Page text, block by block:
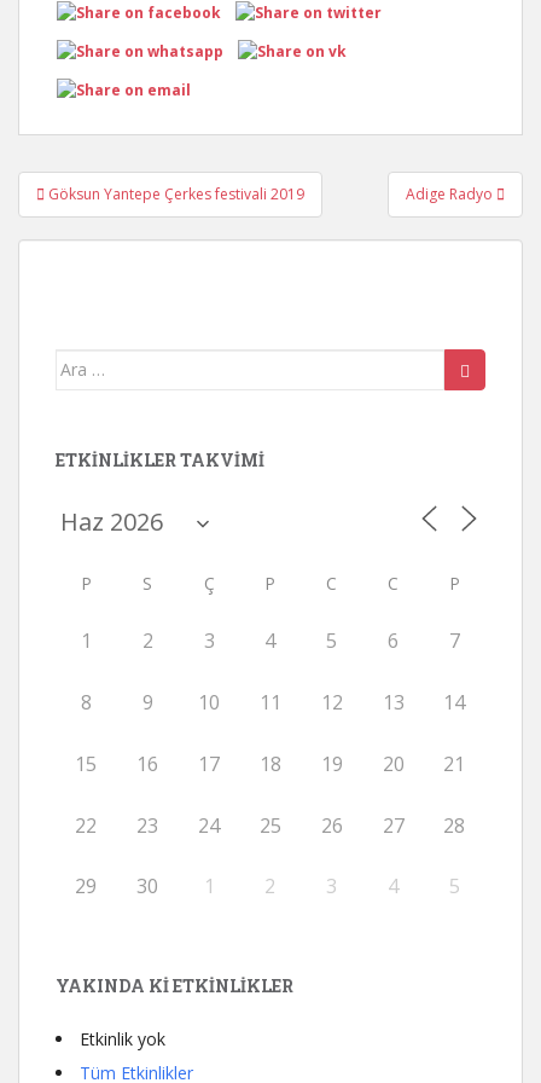
Yazı
gezinmesi
Göksun Yantepe Çerkes festivali 2019 Adige Radyo
Arama
ETKINLIKLER TAKVIMI
P S Ç P C C P
1 2 3 4 5 6 7
8 9 10 11 12 13 14
15 16 17 18 19 20 21
22 23 24 25 26 27 28
29 30 1 2 3 4 5
YAKINDA KI ETKINLIKLER
Etkinlik yok
Tüm Etkinlikler